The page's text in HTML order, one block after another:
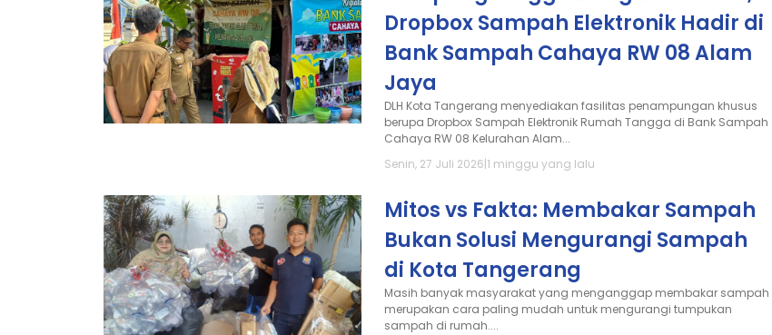
Dropbox Sampah Elektronik Hadir di
Bank Sampah Cahaya RW 08 Alam
Jaya
DLH Kota Tangerang menyediakan fasilitas penampungan khusus
berupa Dropbox Sampah Elektronik Rumah Tangga di Bank Sampah
Cahaya RW 08 Kelurahan Alam...
Senin, 27 Juli 2026|1 minggu yang lalu
Mitos vs Fakta: Membakar Sampah
Bukan Solusi Mengurangi Sampah
di Kota Tangerang
Masih banyak masyarakat yang menganggap membakar sampah
merupakan cara paling mudah untuk mengurangi tumpukan
sampah di rumah....